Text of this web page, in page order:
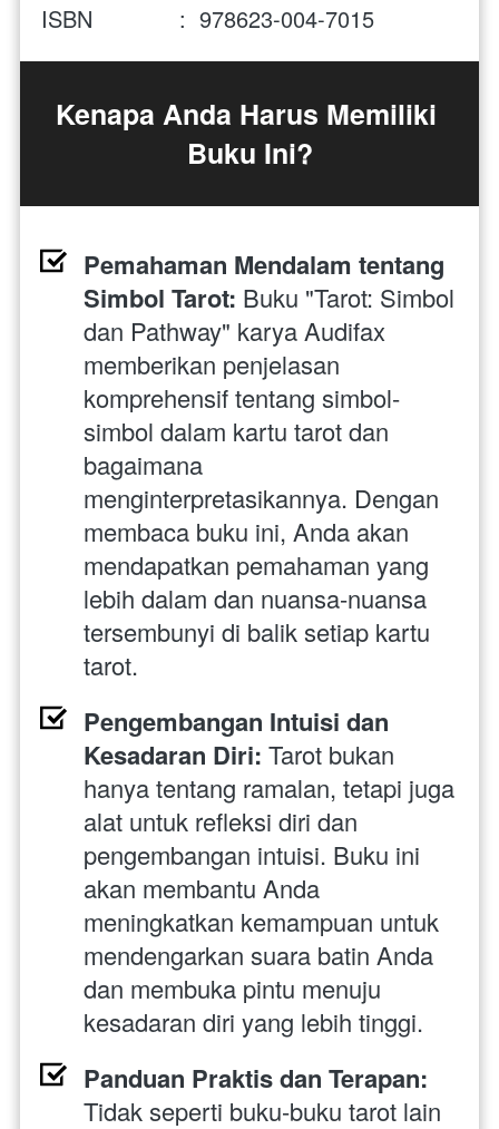
ISBN             :  978623-004-7015
Kenapa Anda Harus Memiliki
Buku Ini?
Pemahaman Mendalam tentang
Simbol Tarot: Buku "Tarot: Simbol
dan Pathway" karya Audifax
memberikan penjelasan
komprehensif tentang simbol-
simbol dalam kartu tarot dan
bagaimana
menginterpretasikannya. Dengan
membaca buku ini, Anda akan
mendapatkan pemahaman yang
lebih dalam dan nuansa-nuansa
tersembunyi di balik setiap kartu
tarot.
Pengembangan Intuisi dan
Kesadaran Diri: Tarot bukan
hanya tentang ramalan, tetapi juga
alat untuk refleksi diri dan
pengembangan intuisi. Buku ini
akan membantu Anda
meningkatkan kemampuan untuk
mendengarkan suara batin Anda
dan membuka pintu menuju
kesadaran diri yang lebih tinggi.
Tidak seperti buku-buku tarot lain